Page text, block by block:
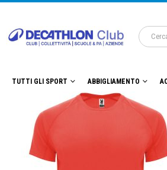
TUTTI GLI SPORT ABBIGLIAMENTO